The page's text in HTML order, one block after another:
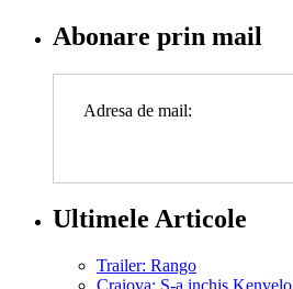
Abonare prin mail
Adresa de mail:
Ultimele Articole
Trailer: Rango